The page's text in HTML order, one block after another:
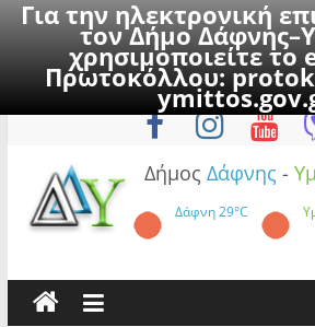
Για την ηλεκτρονική
τον Δήμο
χρησιμοποιείτε το
Πρωτοκόλλου:
to
Παρασκευή, 7
Δήμος Δάφνης -
Δάφνη29°C